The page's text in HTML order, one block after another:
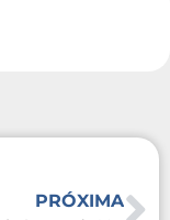
PRÓXIMA